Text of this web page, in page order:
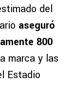
del
aseguró
800
marca y las
Estadio